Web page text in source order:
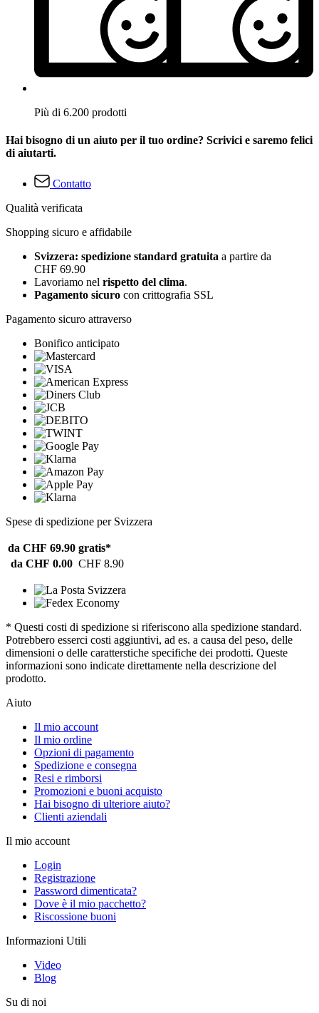
Più di 6.200 prodotti
Hai bisogno di un aiuto per il tuo ordine? Scrivici e saremo felici
di aiutarti.
Contatto
Qualità verificata
Shopping sicuro e affidabile
Svizzera: spedizione standard gratuita a partire da
CHF 69.90
Lavoriamo nel rispetto del clima.
Pagamento sicuro con crittografia SSL
Pagamento sicuro attraverso
Bonifico anticipato
Spese di spedizione per Svizzera
da CHF 69.90 gratis*
da CHF 0.00 CHF 8.90
* Questi costi di spedizione si riferiscono alla spedizione standard.
Potrebbero esserci costi aggiuntivi, ad es. a causa del peso, delle
dimensioni o delle caratterstiche specifiche dei prodotti. Queste
informazioni sono indicate direttamente nella descrizione del
prodotto.
Aiuto
Il mio account
Il mio ordine
Opzioni di pagamento
Spedizione e consegna
Resi e rimborsi
Promozioni e buoni acquisto
Hai bisogno di ulteriore aiuto?
Clienti aziendali
Il mio account
Login
Registrazione
Password dimenticata?
Dove è il mio pacchetto?
Riscossione buoni
Informazioni Utili
Video
Blog
Su di noi